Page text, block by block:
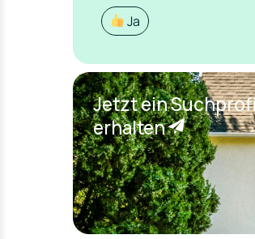
Ja
Jetzt ein
erhalten